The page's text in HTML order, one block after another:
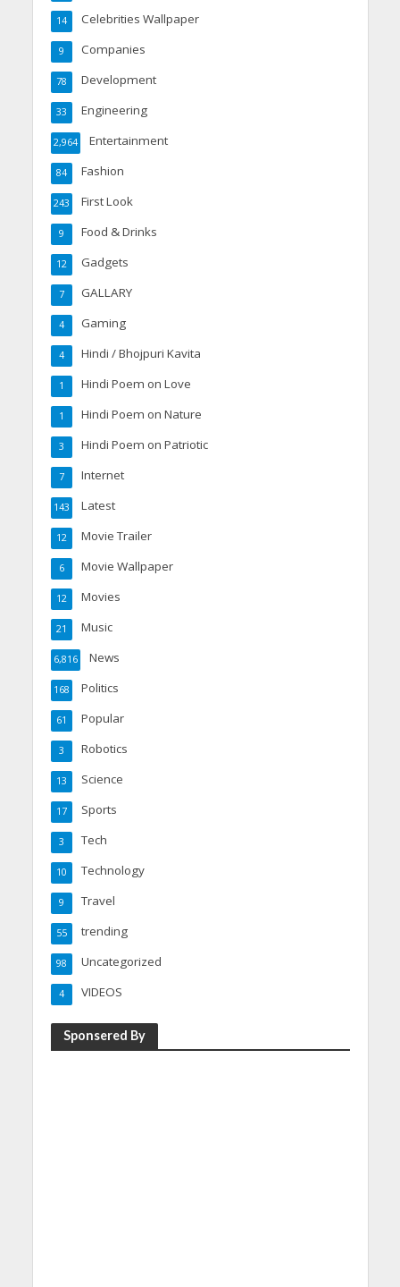
Celebrities Wallpaper
14
Companies
9
Development
78
Engineering
33
Entertainment
2,964
Fashion
84
First Look
243
Food & Drinks
9
Gadgets
12
GALLARY
7
Gaming
4
Hindi / Bhojpuri Kavita
4
Hindi Poem on Love
1
Hindi Poem on Nature
1
Hindi Poem on Patriotic
3
Internet
7
Latest
143
Movie Trailer
12
Movie Wallpaper
6
Movies
12
Music
21
News
6,816
Politics
168
Popular
61
Robotics
3
Science
13
Sports
17
Tech
3
Technology
10
Travel
9
trending
55
Uncategorized
98
VIDEOS
4
Sponsered By